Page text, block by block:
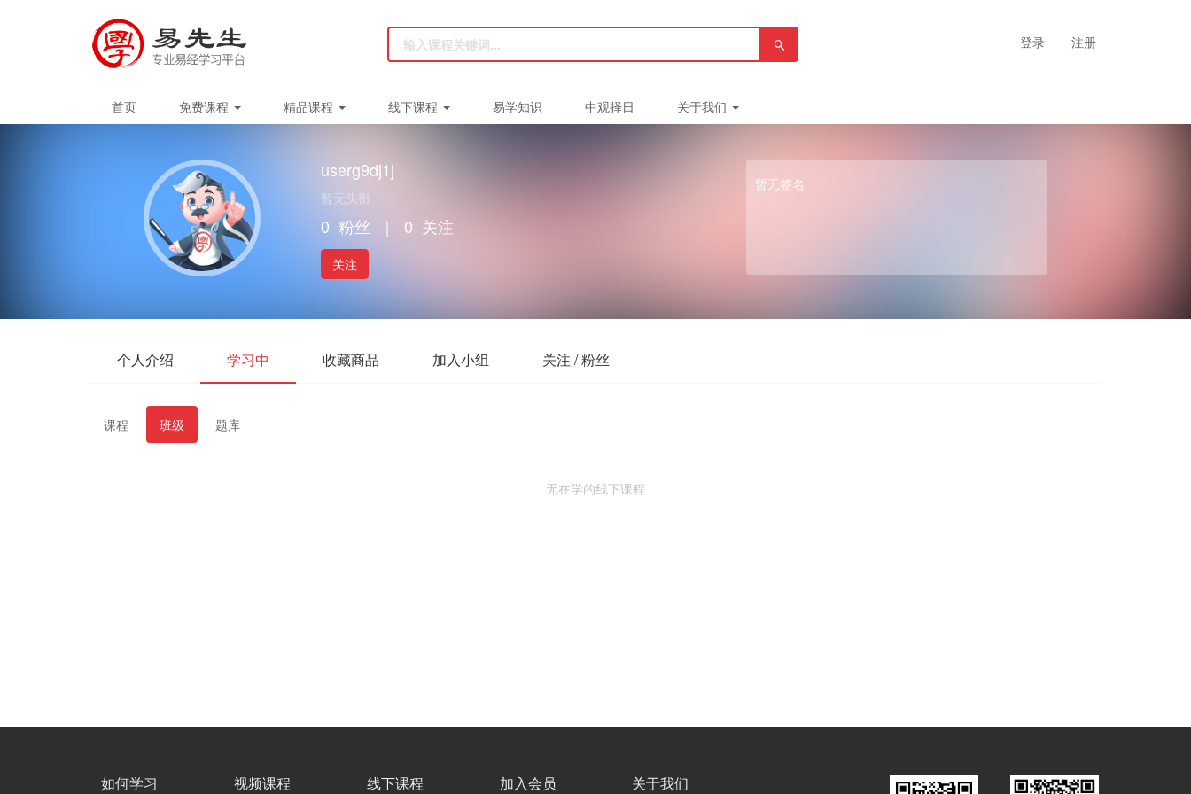
登录 注册
首页 免费课程 精品课程 线下课程 易学知识 中观择日 关于我们
userg9dj1j
暂无头衔
0 粉丝 ｜ 0 关注
关注
暂无签名
个人介绍 学习中 收藏商品 加入小组 关注 / 粉丝
课程 班级 题库
无在学的线下课程
如何学习 视频课程 线下课程 加入会员 关于我们